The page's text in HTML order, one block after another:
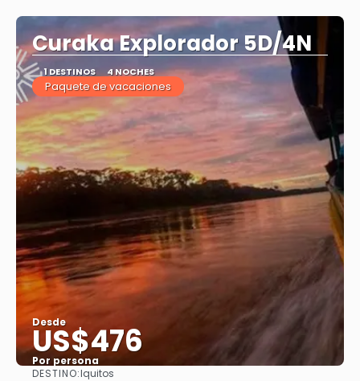
Curaka Explorador 5D/4N
1 DESTINOS 4 NOCHES
Paquete de vacaciones
Desde
US$476
Por persona
DESTINO:Iquitos